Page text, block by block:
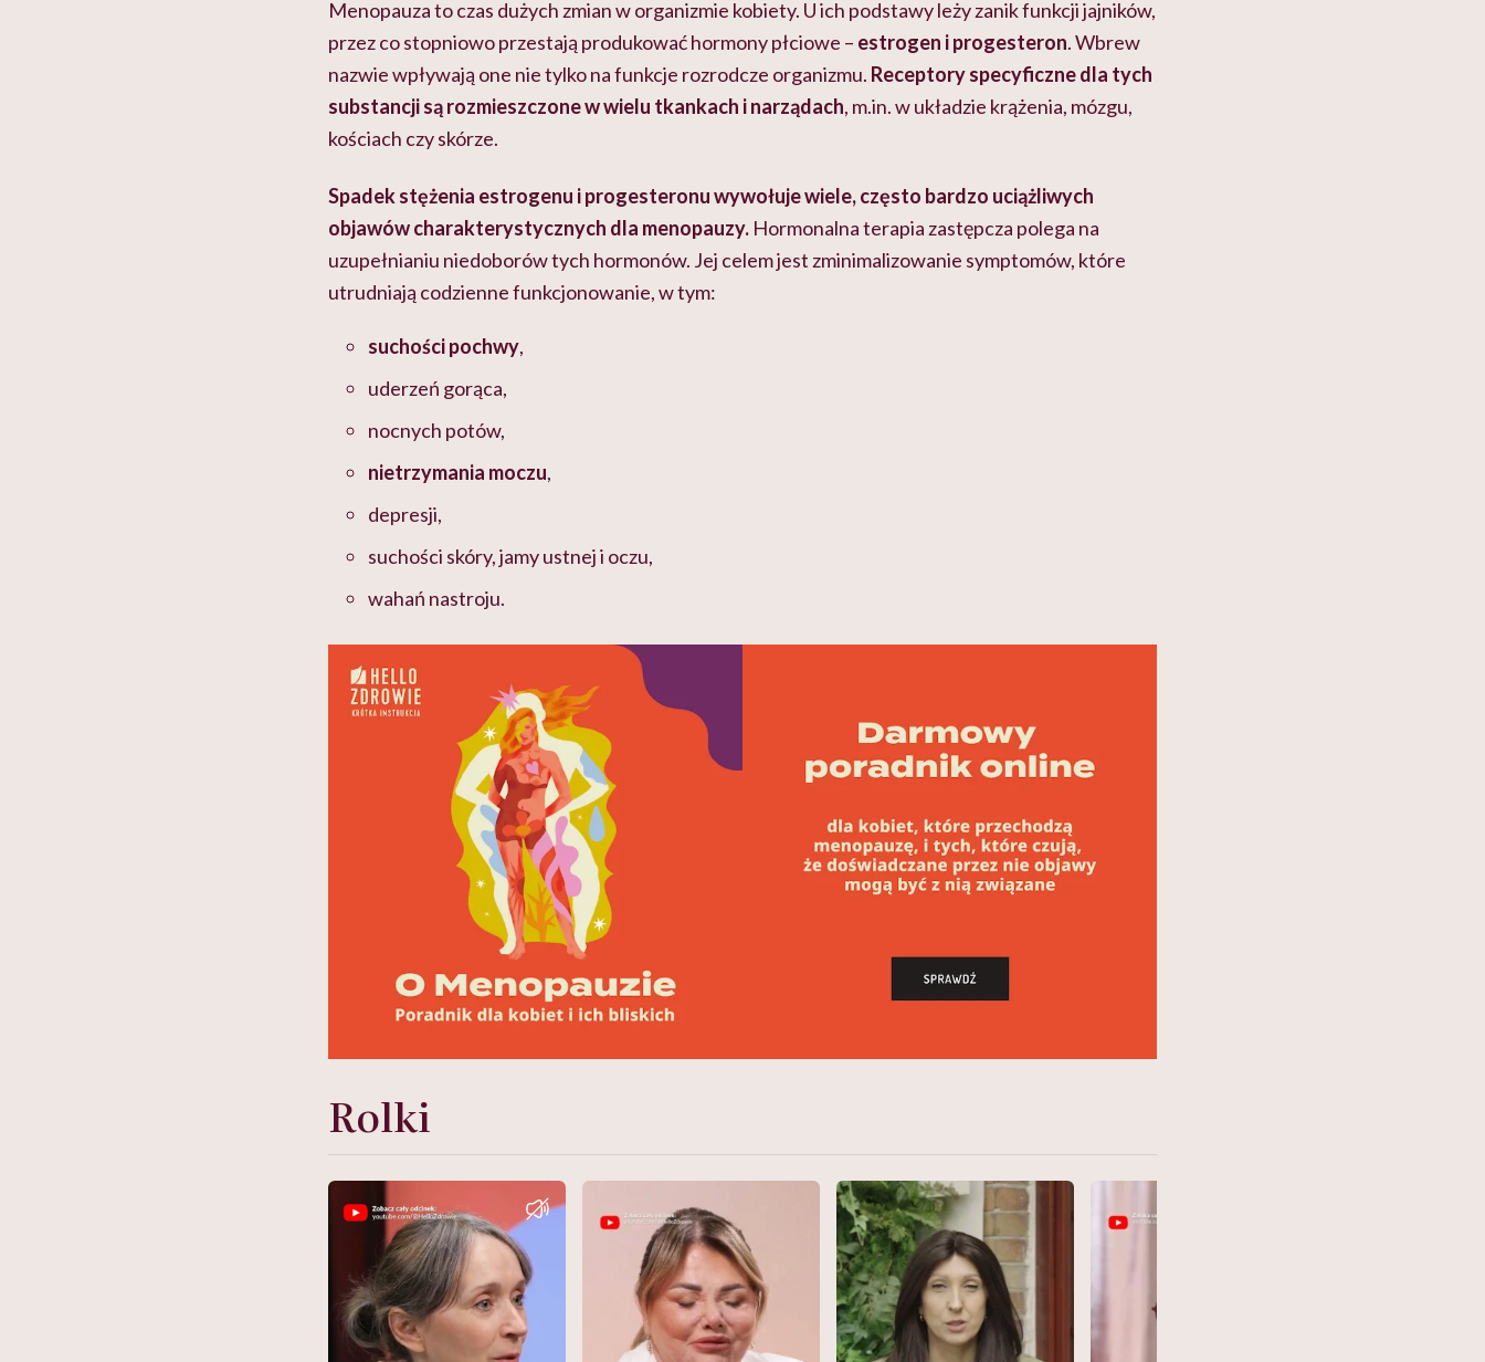
Menopauza to czas dużych zmian w organizmie kobiety. U ich podstawy leży zanik funkcji jajników,
przez co stopniowo przestają produkować hormony płciowe – estrogen i progesteron. Wbrew
nazwie wpływają one nie tylko na funkcje rozrodcze organizmu. Receptory specyficzne dla tych
substancji są rozmieszczone w wielu tkankach i narządach, m.in. w układzie krążenia, mózgu,
kościach czy skórze.
Spadek stężenia estrogenu i progesteronu wywołuje wiele, często bardzo uciążliwych
objawów charakterystycznych dla menopauzy. Hormonalna terapia zastępcza polega na
uzupełnianiu niedoborów tych hormonów. Jej celem jest zminimalizowanie symptomów, które
utrudniają codzienne funkcjonowanie, w tym:
suchości pochwy,
uderzeń gorąca,
nocnych potów,
nietrzymania moczu,
depresji,
suchości skóry, jamy ustnej i oczu,
wahań nastroju.
Rolki